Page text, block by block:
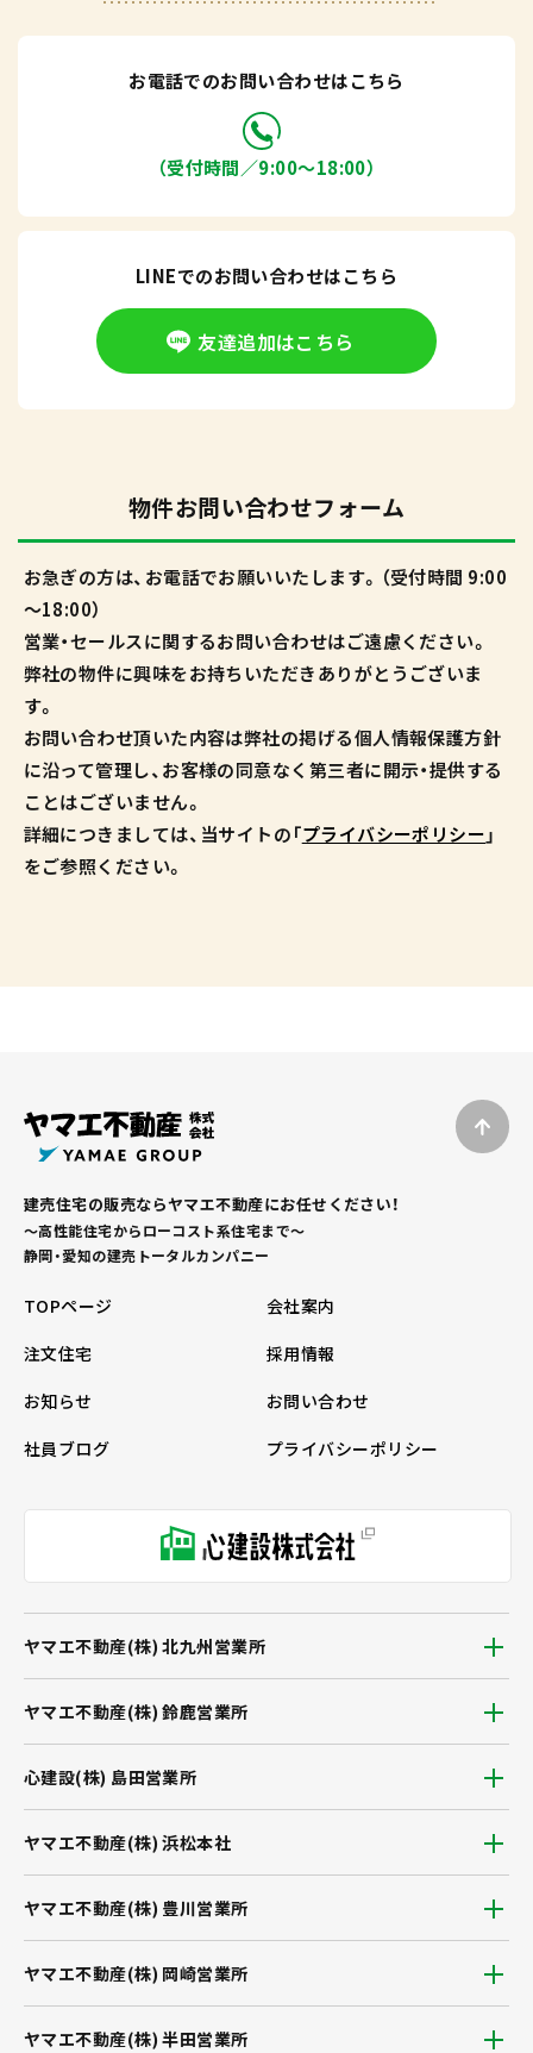
お電話でのお問い合わせはこちら
（受付時間／9:00〜18:00）
LINEでのお問い合わせはこちら
友達追加はこちら
物件お問い合わせフォーム
お急ぎの方は、お電話でお願いいたします。（受付時間 9:00
～18:00）
営業・セールスに関するお問い合わせはご遠慮ください。
弊社の物件に興味をお持ちいただきありがとうございま
す。
お問い合わせ頂いた内容は弊社の掲げる個人情報保護方針
に沿って管理し、お客様の同意なく第三者に開示・提供する
ことはございません。
詳細につきましては、当サイトの「プライバシーポリシー」
をご参照ください。
建売住宅の販売ならヤマエ不動産にお任せください！
～高性能住宅からローコスト系住宅まで～
静岡・愛知の建売トータルカンパニー
TOPページ
会社案内
注文住宅
採用情報
お知らせ
お問い合わせ
社員ブログ
プライバシーポリシー
ヤマエ不動産(株) 浜松本社
ヤマエ不動産(株) 豊川営業所
ヤマエ不動産(株) 岡崎営業所
ヤマエ不動産(株) 半田営業所
ヤマエ不動産(株) 北九州営業所
ヤマエ不動産(株) 鈴鹿営業所
心建設(株) 島田営業所